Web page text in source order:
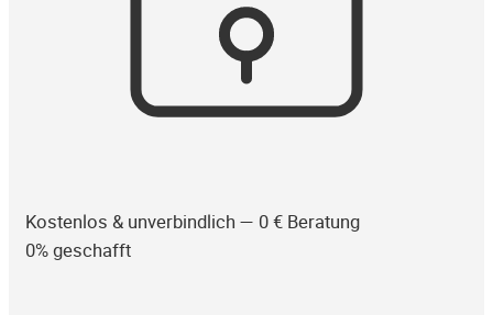
Kostenlos & unverbindlich — 0 € Beratung
0% geschafft